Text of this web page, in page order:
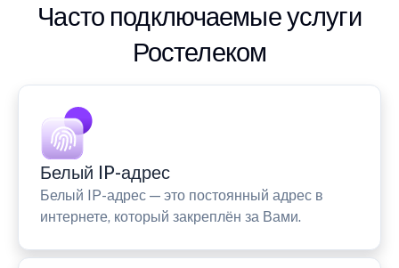
Часто подключаемые услуги
Ростелеком
Белый IP-адрес
Белый IP-адрес — это постоянный адрес в
интернете, который закреплён за Вами.